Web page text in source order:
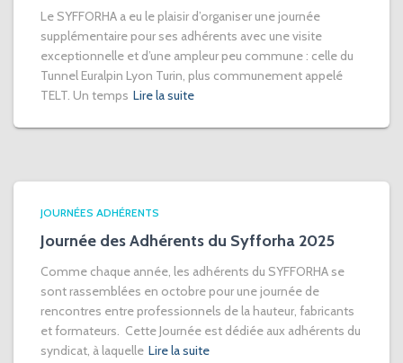
Le SYFFORHA a eu le plaisir d’organiser une journée
supplémentaire pour ses adhérents avec une visite
exceptionnelle et d’une ampleur peu commune : celle du
Tunnel Euralpin Lyon Turin, plus communement appelé
TELT. Un temps Lire la suite
JOURNÉES ADHÉRENTS
Journée des Adhérents du Syfforha 2025
Comme chaque année, les adhérents du SYFFORHA se
sont rassemblées en octobre pour une journée de
rencontres entre professionnels de la hauteur, fabricants
et formateurs. Cette Journée est dédiée aux adhérents du
syndicat, à laquelle Lire la suite